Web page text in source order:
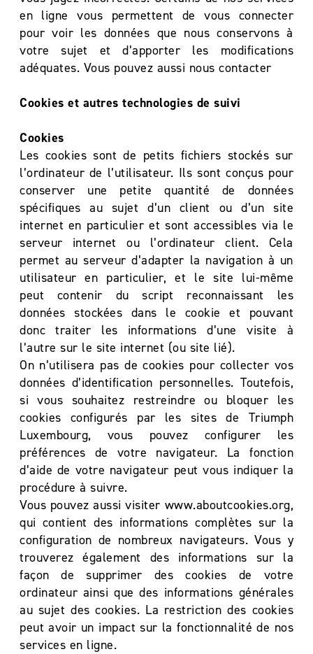
en ligne vous permettent de vous connecter
pour voir les données que nous conservons à
votre sujet et d’apporter les modifications
adéquates. Vous pouvez aussi nous contacter
Cookies et autres technologies de suivi
Cookies
Les cookies sont de petits fichiers stockés sur
l’ordinateur de l’utilisateur. Ils sont conçus pour
conserver une petite quantité de données
spécifiques au sujet d’un client ou d’un site
internet en particulier et sont accessibles via le
serveur internet ou l’ordinateur client. Cela
permet au serveur d’adapter la navigation à un
utilisateur en particulier, et le site lui-même
peut contenir du script reconnaissant les
données stockées dans le cookie et pouvant
donc traiter les informations d’une visite à
l’autre sur le site internet (ou site lié).
On n’utilisera pas de cookies pour collecter vos
données d’identification personnelles. Toutefois,
si vous souhaitez restreindre ou bloquer les
cookies configurés par les sites de Triumph
Luxembourg, vous pouvez configurer les
préférences de votre navigateur. La fonction
d’aide de votre navigateur peut vous indiquer la
procédure à suivre.
Vous pouvez aussi visiter www.aboutcookies.org,
qui contient des informations complètes sur la
configuration de nombreux navigateurs. Vous y
trouverez également des informations sur la
façon de supprimer des cookies de votre
ordinateur ainsi que des informations générales
au sujet des cookies. La restriction des cookies
peut avoir un impact sur la fonctionnalité de nos
services en ligne.